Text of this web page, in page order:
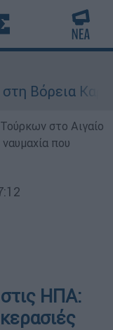
Βόρεια
στο Αιγαίο
που
ΗΠΑ: